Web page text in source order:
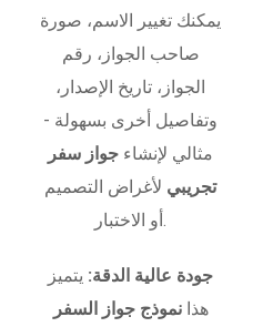
يمكنك تغيير الاسم، صورة
صاحب الجواز، رقم
الجواز، تاريخ الإصدار،
وتفاصيل أخرى بسهولة -
مثالي لإنشاء جواز سفر
تجريبي لأغراض التصميم
أو الاختبار.
جودة عالية الدقة: يتميز
هذانموذج جواز السفر